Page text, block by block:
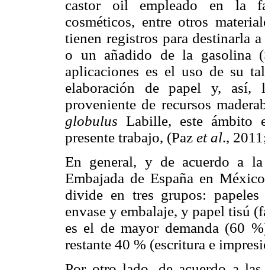
castor oil empleado en la
cosméticos, entre otros
tienen registros para destinarla
o un añadido de la gasolina
aplicaciones es el uso de su
elaboración de papel y,
proveniente de recursos
globulus Labille, este ámbito
presente trabajo, (Paz et al.,
En general, y de acuerdo a
Embajada de España en
divide en tres grupos:
envase y embalaje, y papel tisú
es el de mayor demanda (60
restante 40 % (escritura e